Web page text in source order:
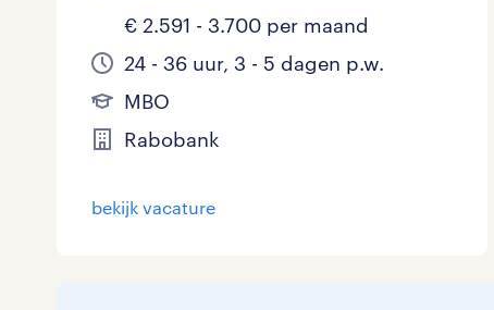
€ 2.591 - 3.700 per maand
24 - 36 uur, 3 - 5 dagen p.w.
MBO
Rabobank
bekijk vacature